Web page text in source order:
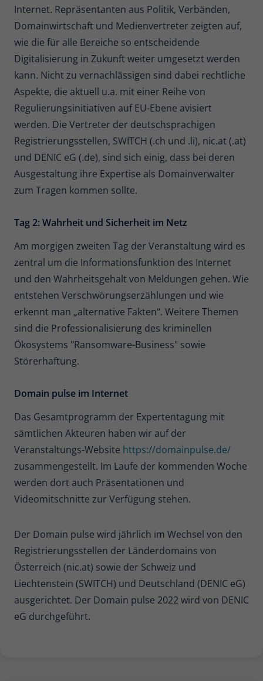
Internet. Repräsentanten aus Politik, Verbänden,
Domainwirtschaft und Medienvertreter zeigten auf,
wie die für alle Bereiche so entscheidende
Digitalisierung in Zukunft weiter umgesetzt werden
kann. Nicht zu vernachlässigen sind dabei rechtliche
Aspekte, die aktuell u.a. mit einer Reihe von
Regulierungsinitiativen auf EU-Ebene avisiert
werden. Die Vertreter der deutschsprachigen
Registrierungsstellen, SWITCH (.ch und .li), nic.at (.at)
und DENIC eG (.de), sind sich einig, dass bei deren
Ausgestaltung ihre Expertise als Domainverwalter
zum Tragen kommen sollte.
Tag 2: Wahrheit und Sicherheit im Netz
Am morgigen zweiten Tag der Veranstaltung wird es
zentral um die Informationsfunktion des Internet
und den Wahrheitsgehalt von Meldungen gehen. Wie
entstehen Verschwörungserzählungen und wie
erkennt man „alternative Fakten“. Weitere Themen
sind die Professionalisierung des kriminellen
Ökosystems "Ransomware-Business" sowie
Störerhaftung.
Domain pulse im Internet
Das Gesamtprogramm der Expertentagung mit
sämtlichen Akteuren haben wir auf der
Veranstaltungs-Website https://domainpulse.de/
zusammengestellt. Im Laufe der kommenden Woche
werden dort auch Präsentationen und
Videomitschnitte zur Verfügung stehen.
Der Domain pulse wird jährlich im Wechsel von den
Registrierungsstellen der Länderdomains von
Österreich (nic.at) sowie der Schweiz und
Liechtenstein (SWITCH) und Deutschland (DENIC eG)
ausgerichtet. Der Domain pulse 2022 wird von DENIC
eG durchgeführt.